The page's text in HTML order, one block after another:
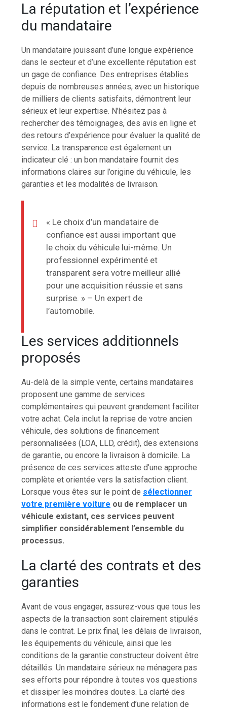
La réputation et l’expérience
du mandataire
Un mandataire jouissant d’une longue expérience
dans le secteur et d’une excellente réputation est
un gage de confiance. Des entreprises établies
depuis de nombreuses années, avec un historique
de milliers de clients satisfaits, démontrent leur
sérieux et leur expertise. N’hésitez pas à
rechercher des témoignages, des avis en ligne et
des retours d’expérience pour évaluer la qualité de
service. La transparence est également un
indicateur clé : un bon mandataire fournit des
informations claires sur l’origine du véhicule, les
garanties et les modalités de livraison.
« Le choix d’un mandataire de
confiance est aussi important que
le choix du véhicule lui-même. Un
professionnel expérimenté et
transparent sera votre meilleur allié
pour une acquisition réussie et sans
surprise. » – Un expert de
l’automobile.
Les services additionnels
proposés
Au-delà de la simple vente, certains mandataires
proposent une gamme de services
complémentaires qui peuvent grandement faciliter
votre achat. Cela inclut la reprise de votre ancien
véhicule, des solutions de financement
personnalisées (LOA, LLD, crédit), des extensions
de garantie, ou encore la livraison à domicile. La
présence de ces services atteste d’une approche
complète et orientée vers la satisfaction client.
Lorsque vous êtes sur le point de sélectionner
votre première voiture ou de remplacer un
véhicule existant, ces services peuvent
simplifier considérablement l’ensemble du
processus.
La clarté des contrats et des
garanties
Avant de vous engager, assurez-vous que tous les
aspects de la transaction sont clairement stipulés
dans le contrat. Le prix final, les délais de livraison,
les équipements du véhicule, ainsi que les
conditions de la garantie constructeur doivent être
détaillés. Un mandataire sérieux ne ménagera pas
ses efforts pour répondre à toutes vos questions
et dissiper les moindres doutes. La clarté des
informations est le fondement d’une relation de